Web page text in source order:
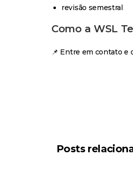
revisão semestral
Como a WSL
📌 Entre em contato e
Posts